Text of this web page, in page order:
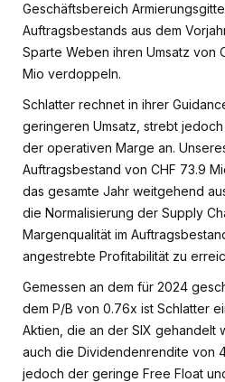
Geschäftsbereich
Auftragsbestands aus dem
Sparte Weben ihren Umsatz von
Mio verdoppeln.
Schlatter rechnet in ihrer
geringeren Umsatz, strebt
der operativen Marge an.
Auftragsbestand von CHF 73.9
das gesamte Jahr weitgehend
die Normalisierung der Supply
Margenqualität im
angestrebte Profitabilität zu
Gemessen an dem für 2024
dem P/B von 0.76x ist Schlatter
Aktien, die an der SIX gehandelt
auch die Dividendenrendite von
jedoch der geringe Free Float